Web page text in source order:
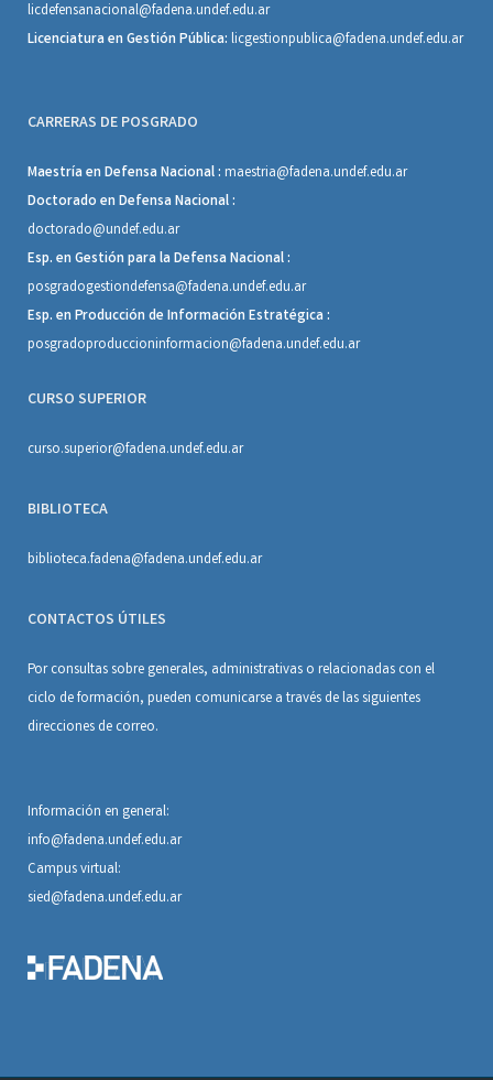
licdefensanacional@fadena.undef.edu.ar
Licenciatura en Gestión Pública: licgestionpublica@fadena.undef.edu.ar
CARRERAS DE POSGRADO
Maestría en Defensa Nacional : maestria@fadena.undef.edu.ar
Doctorado en Defensa Nacional :
doctorado@undef.edu.ar
Esp. en Gestión para la Defensa Nacional :
posgradogestiondefensa@fadena.undef.edu.ar
Esp. en Producción de Información Estratégica :
posgradoproduccioninformacion@fadena.undef.edu.ar
CURSO SUPERIOR
curso.superior@fadena.undef.edu.ar
BIBLIOTECA
biblioteca.fadena@fadena.undef.edu.ar
CONTACTOS ÚTILES
Por consultas sobre generales, administrativas o relacionadas con el
ciclo de formación, pueden comunicarse a través de las siguientes
direcciones de correo.
Información en general:
info@fadena.undef.edu.ar
Campus virtual:
sied@fadena.undef.edu.ar